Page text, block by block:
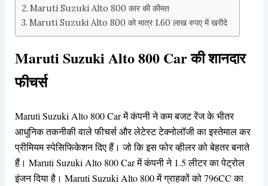
Maruti Suzuki Alto 800 कार की कीमत
Maruti Suzuki Alto 800 को मात्र 1.60 लाख रुपए में खरीदे
Maruti Suzuki Alto 800 Car की शानदार
फीचर्स
Maruti Suzuki Alto 800 Car में कंपनी ने कम बजट रेंज के भीतर
आधुनिक तकनीकी वाले फीचर्स और लेटेस्ट टेक्नोलॉजी का इस्तेमाल कर
प्रीमियम स्पेसिफिकेशन दिए हैं। जो कि इस फोर व्हीलर को बेहतर बनाते
हैं। Maruti Suzuki Alto 800 Car में कंपनी ने 1.5 लीटर का पेट्रोल
इंजन दिया है। Maruti Suzuki Alto 800 में ग्राहकों को 796CC का